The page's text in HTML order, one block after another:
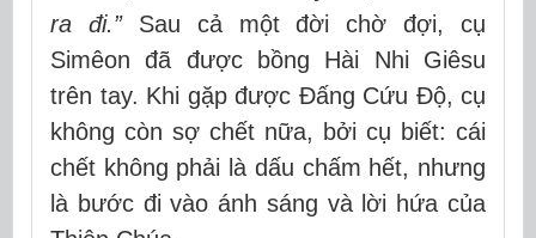
ra đi.” Sau cả một đời chờ đợi, cụ
Simêon đã được bồng Hài Nhi Giêsu
trên tay. Khi gặp được Đấng Cứu Độ, cụ
không còn sợ chết nữa, bởi cụ biết: cái
chết không phải là dấu chấm hết, nhưng
là bước đi vào ánh sáng và lời hứa của